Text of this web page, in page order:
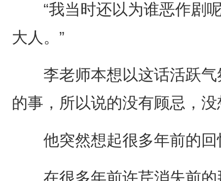
“我当时还以为谁恶作剧呢
大人。”
李老师本想以这话活跃气
的事，所以说的没有顾忌，
他突然想起很多年前的回